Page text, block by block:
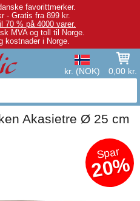
favorittmerker.
- Gratis fra 899 kr.
70 % på 4000 varer.
MVA og toll til Norge.
kostnader i Norge.
kr. (NOK) 0,00 kr.
Akasietre Ø 25 cm
Spar
20%